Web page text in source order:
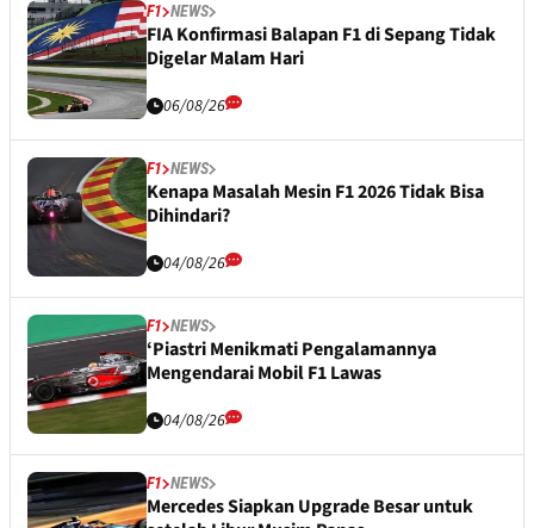
F1 NEWS
FIA Konfirmasi Balapan F1 di Sepang Tidak
Digelar Malam Hari
06/08/26
F1 NEWS
Kenapa Masalah Mesin F1 2026 Tidak Bisa
Dihindari?
04/08/26
F1 NEWS
‘Piastri Menikmati Pengalamannya
Mengendarai Mobil F1 Lawas
04/08/26
F1 NEWS
Mercedes Siapkan Upgrade Besar untuk